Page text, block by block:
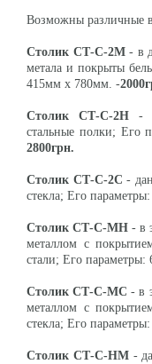
Возможны различные
Столик СТ-С-2М- в
метала и покрыты
415мм х 780мм. -
Столик СТ-С-2Н- в
стальные полки;
2800грн.
Столик СТ-С-2С -
стекла; Его
Столик СТ-С-МН - в
металлом с
стали; Его
Столик СТ-С-МC - в
металлом с
стекла; Его
Столик СТ-С-НМ-